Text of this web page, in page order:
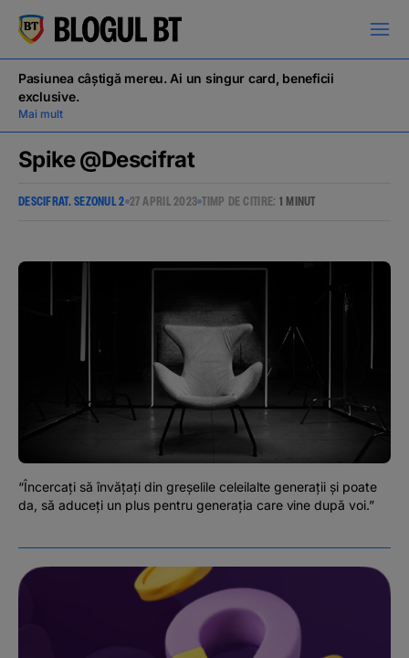
кириллица
Campanii
Educație financiară
BT Pay
Evenimente
Podcast
The MacRO Zone
Banking, pe relaxare
Pasiunea câștigă mereu. Ai un singur card, beneficii
exclusive.
Mai mult
Spike @Descifrat
DESCIFRAT. SEZONUL 2 27 APRIL 2023 TIMP DE CITIRE: 1 MINUT
“Încercați să învățați din greșelile celeilalte generații și poate
da, să aduceți un plus pentru generația care vine după voi.”